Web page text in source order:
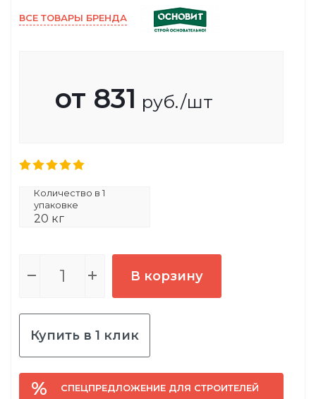
ВСЕ ТОВАРЫ БРЕНДА
от 831 руб./шт
Количество в 1
упаковке
20 кг
В корзину
Купить в 1 клик
СПЕЦПРЕДЛОЖЕНИЕ ДЛЯ СТРОИТЕЛЕЙ